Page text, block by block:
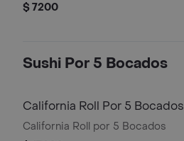
$ 7200
Sushi Por 5 Bocados
California Roll Por 5 Bocados
California Roll por 5 Bocados